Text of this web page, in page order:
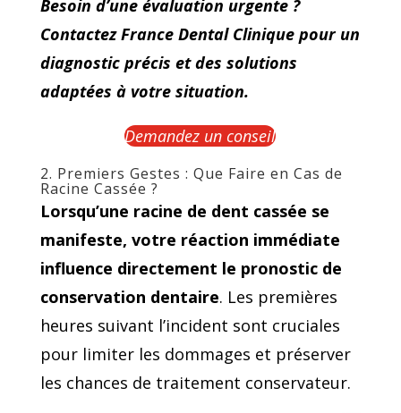
Besoin d’une évaluation urgente ?
Contactez France Dental Clinique pour un
diagnostic précis et des solutions
adaptées à votre situation.
Demandez un conseil
2. Premiers Gestes : Que Faire en Cas de
Racine Cassée ?
Lorsqu’une racine de dent cassée se
manifeste, votre réaction immédiate
influence directement le pronostic de
conservation dentaire. Les premières
heures suivant l’incident sont cruciales
pour limiter les dommages et préserver
les chances de traitement conservateur.